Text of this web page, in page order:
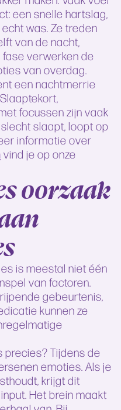
een snelle hartslag,
was. Ze treden
van de nacht,
fase verwerken de
van overdag.
een nachtmerrie
focussen zijn vaak
slaapt, loopt op
informatie over
vind je op onze
oorzaak
is meestal niet één
van factoren.
gebeurtenis,
kunnen ze
Tijdens de
emoties. Als je
krijgt dit
Het brein maakt